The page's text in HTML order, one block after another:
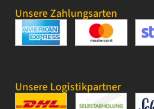
Unsere Zahlungsarten
Unsere Logistikpartner